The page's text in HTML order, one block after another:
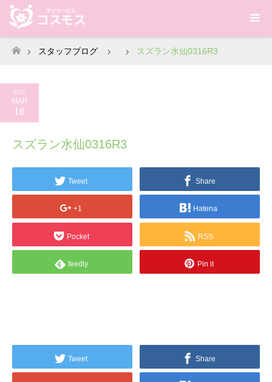
ホーム
スタッフブログ スズラン水仙0316R3
2021
MAR
16
スズラン水仙0316R3
Tweet Share
+1 Hatena
Pocket RSS
feedly Pin it
Tweet Share